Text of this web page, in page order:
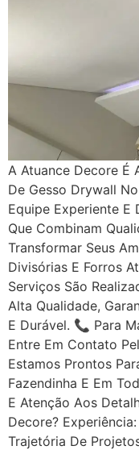
A Atuance Decore É
De Gesso Drywall
Equipe Experiente E
Que Combinam
Transformar Seus
Divisórias E Forros
Serviços São
Alta Qualidade,
E Durável. 📞 Para
Entre Em Contato
Estamos Prontos
Fazendinha E Em
E Atenção Aos
Decore?
Trajetória De